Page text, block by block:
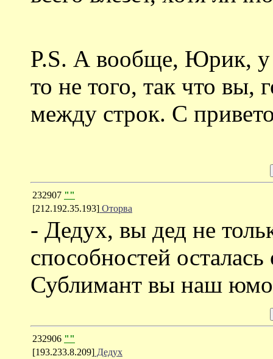
P.S. А вообще, Юрик, у
то не того, так что вы,
между строк. С
232907 ""
[212.192.35.193] Оторва
- Дедух, вы дед не
способностей
Сублимант вы наш
232906 ""
[193.233.8.209] Дедух